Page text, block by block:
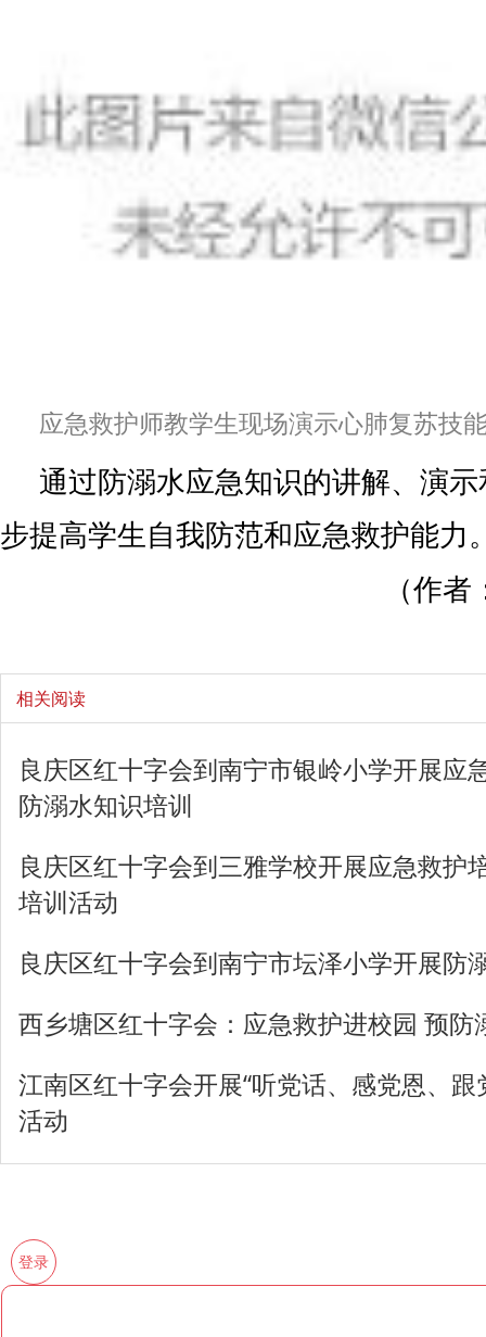
应急救护师教学生现场演示心肺复苏技
通过防溺水应急知识的讲解、演
步提高学生自我防范和应急救护能力
（作
相关阅读
良庆区红十字会到南宁市银岭小学开展应
防溺水知识培训
良庆区红十字会到三雅学校开展应急救护
培训活动
良庆区红十字会到南宁市坛泽小学开展防
西乡塘区红十字会：应急救护进校园 预防
江南区红十字会开展“听党话、感党恩、
活动
登录